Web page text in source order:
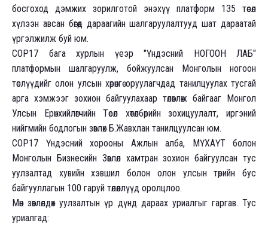
босгоход дэмжих зорилготой энэхүү платформ 135 төсөл
хүлээн авсан бөгөөд дараагийн шалгаруулалтууд шат дараатай
үргэлжилж буй юм.
COP17 бага хурлын үеэр "Үндэсний НОГООН ЛАБ"
платформын шалгаруулж, бойжуулсан Монголын ногоон
төслүүдийг олон улсын хөрөнгө оруулагчдад танилцуулах тусгай
арга хэмжээг зохион байгуулахаар төлөвлөж байгааг Монгол
Улсын Ерөнхийлөгчийн Төсөл хөтөлбөрийн зохицуулалт, иргэний
нийгмийн бодлогын зөвлөх Б.Жавхлан танилцуулсан юм.
СОР17 Үндэсний хорооны Ажлын алба, МҮХАҮТ болон
Монголын Бизнесийн Зөвлөл хамтран зохион байгуулсан тус
уулзалтад хувийн хэвшил болон олон улсын төрийн бус
байгууллагын 100 гаруй төлөөллүүд оролцлоо.
Мөн зөвлөлдөх уулзалтын үр дүнд дараах уриалгыг гаргав. Тус
уриалгад: